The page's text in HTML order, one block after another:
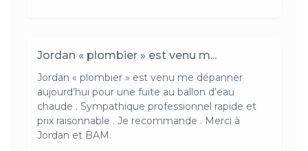
Jordan « plombier » est venu m...
Jordan « plombier » est venu me dépanner
aujourd’hui pour une fuite au ballon d’eau
chaude . Sympathique professionnel rapide et
prix raisonnable . Je recommande . Merci à
Jordan et BAM.